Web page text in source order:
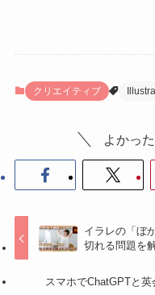
クリエイティブ
よかっ
イラレの「ぼ
切れる問題を
スマホでChatGPTと